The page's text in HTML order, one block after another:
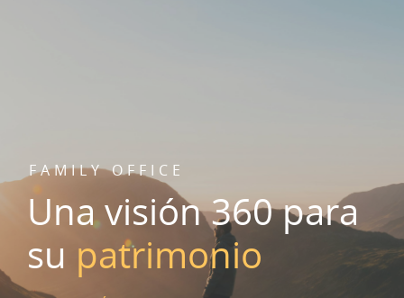
FAMILY OFFICE
Una visión 360 para
su patrimonio